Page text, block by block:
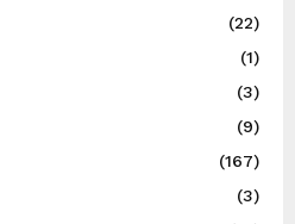
(22)
(1)
(3)
(9)
(167)
(3)